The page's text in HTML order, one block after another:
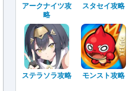
アークナイツ攻
略
スタセイ攻略
ステラソラ攻略 モンスト攻略